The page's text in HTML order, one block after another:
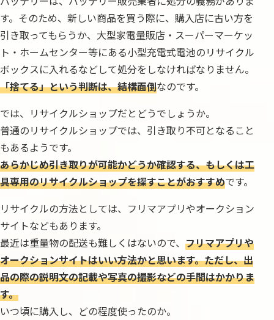
す。そのため、新しい商品を買う際に、購入店に古い方を
引き取ってもらうか、大型家電量販店・スーパーマーケッ
ト・ホームセンター等にある小型充電式電池のリサイクル
ボックスに入れるなどして処分をしなければなりません。
「捨てる」という判断は、結構面倒なのです。
では、リサイクルショップだとどうでしょうか。
普通のリサイクルショップでは、引き取り不可となること
もあるようです。
あらかじめ引き取りが可能かどうか確認する、もしくは工
具専用のリサイクルショップを探すことがおすすめです。
リサイクルの方法としては、フリマアプリやオークション
サイトなどもあります。
最近は重量物の配送も難しくはないので、 フリマアプリや
オークションサイトはいい方法かと思います。ただし、出
品の際の説明文の記載や写真の撮影などの手間はかかりま
す。
いつ頃に購入し、どの程度使ったのか。